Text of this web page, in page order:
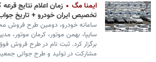
ایمنا مگ
زمان اعلام نتایج
تخصیص ایران خودرو + تاریخ
سامانه خودرو، دومین طرح فروش
سایپا، بهمن موتور، کرمان موتور،
برگزار کرد. ثبت نام در طرح فروش
مشارکت در تولید و طرح جوانی جمعیت تیر ۱۴۰۱ به